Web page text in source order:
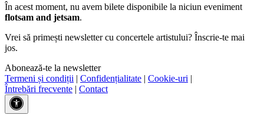
În acest moment, nu avem bilete disponibile la niciun eveniment
flotsam and jetsam.
Vrei să primești newsletter cu concertele artistului? Înscrie-te mai
jos.
Abonează-te la newsletter
Termeni și condiții | Confidențialitate | Cookie-uri |
Întrebări frecvente | Contact